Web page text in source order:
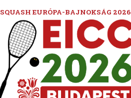
SQUASH EURÓPA-BAJNOKSÁG 2026